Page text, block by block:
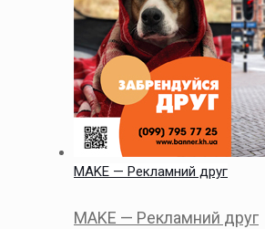
MAKE — Рекламний друг
MAKE — Рекламний друг